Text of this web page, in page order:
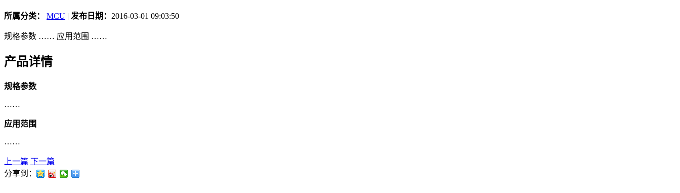
所属分类： MCU | 发布日期： 2016-03-01 09:03:50
规格参数 …… 应用范围 ……
产品详情
规格参数
……
应用范围
……
上一篇 下一篇
分享到：